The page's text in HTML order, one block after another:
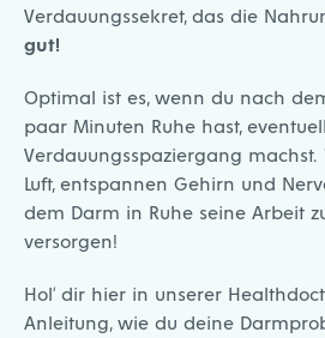
Verdauungssekret, das die
gut!
Optimal ist es, wenn du nach
paar Minuten Ruhe hast,
Verdauungsspaziergang machst.
Luft, entspannen Gehirn und
dem Darm in Ruhe seine Arbeit
versorgen!
Hol‘ dir hier in unserer
Anleitung, wie du deine